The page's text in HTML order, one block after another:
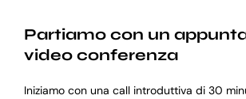
Partiamo con un
video conferenza
Iniziamo con una call introduttiva di 30